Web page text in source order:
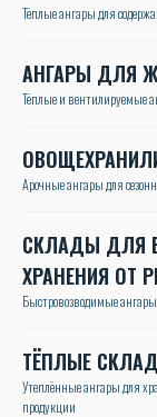
Тёплые ангары для
АНГАРЫ ДЛЯ
Тёплые и вентилируемые
Арочные ангары для
СКЛАДЫ ДЛЯ
ХРАНЕНИЯ ОТ
Быстровозводимые ангары
ТЁПЛЫЕ
Утеплённые ангары для
продукции